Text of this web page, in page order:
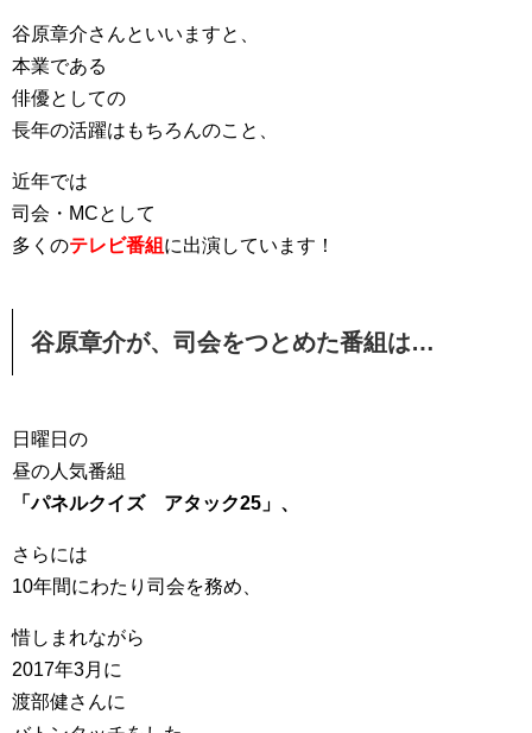
谷原章介さんといいますと、
本業である
俳優としての
長年の活躍はもちろんのこと、
近年では
司会・MCとして
多くのテレビ番組 に出演しています！
谷原章介が、司会をつとめた番組は…
日曜日の
昼の人気番組
「パネルクイズ アタック25」、
さらには
10年間にわたり司会を務め、
惜しまれながら
2017年3月に
渡部健さんに